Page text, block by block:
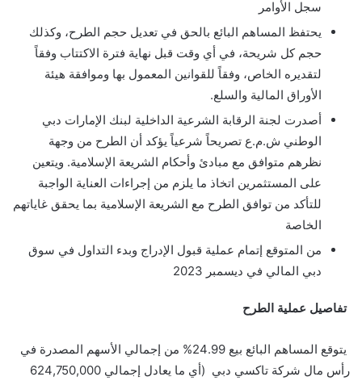
سجل الأوامر
يحتفظ المساهم البائع بالحق في تعديل حجم الطرح، وكذلك
حجم كل شريحة، في أي وقت قبل نهاية فترة الاكتتاب وفقاً
لتقديره الخاص، وفقاً للقوانين المعمول بها وموافقة هيئة
الأوراق المالية والسلع.
أصدرت لجنة الرقابة الشرعية الداخلية لبنك الإمارات دبي
الوطني ش.م.ع تصريحاً شرعياً يؤكد أن الطرح من وجهة
نظرهم متوافق مع مبادئ وأحكام الشريعة الإسلامية. ويتعين
على المستثمرين اتخاذ ما يلزم من إجراءات العناية الواجبة
للتأكد من توافق الطرح مع الشريعة الإسلامية بما يحقق غاياتهم
الخاصة
من المتوقع إتمام عملية قبول الإدراج وبدء التداول في سوق
دبي المالي في ديسمبر 2023
تفاصيل عملية الطرح
يتوقع المساهم البائع بيع 24.99% من إجمالي الأسهم المصدرة في
رأس مال شركة تاكسي دبي )
أي ما يعادل إجمالي 624,750,000